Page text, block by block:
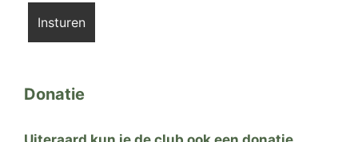
Donatie